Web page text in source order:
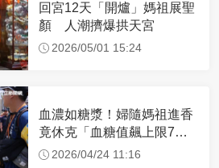
回宮12天「開爐」媽祖展聖
顏 人潮擠爆拱天宮
2026/05/01 15:24
血濃如糖漿！婦隨媽祖進香
竟休克「血糖值飆上限7
倍」 醫曝原因
2026/04/24 11:16